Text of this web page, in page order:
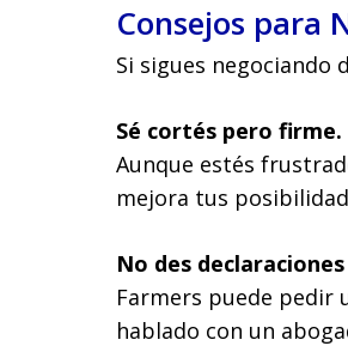
Consejos para
Si sigues negociando
Sé cortés pero firme.
Aunque estés
mejora tus
No des
Farmers puede pedir
hablado con un